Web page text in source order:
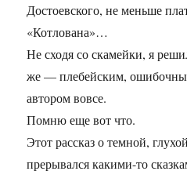
Достоевского, не меньше
«Котлована»…
Не сходя со скамейки, я
же — плебейским,
автором вовсе.
Помню еще вот что.
Этот рассказ о темной,
прерывался какими-то